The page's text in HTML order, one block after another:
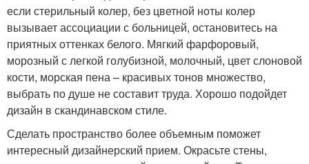
если стерильный колер, без цветной ноты колер
вызывает ассоциации с больницей, остановитесь на
приятных оттенках белого. Мягкий фарфоровый,
морозный с легкой голубизной, молочный, цвет слоновой
кости, морская пена – красивых тонов множество,
выбрать по душе не составит труда. Хорошо подойдет
дизайн в скандинавском стиле.
Сделать пространство более объемным поможет
интересный дизайнерский прием. Окрасьте стены,